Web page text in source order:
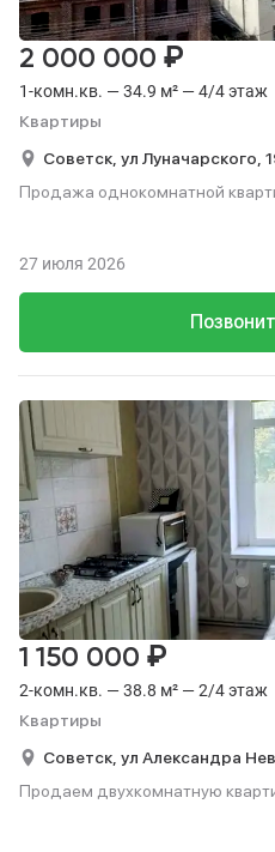
1-комн.кв. — 34.9 м² — 4/4 этаж
Квартиры
2 000 000 ₽
Советск, ул Луначарского,
Продажа однокомнатной
27 июля 2026
2-комн.кв. — 38.8 м² — 2/4 этаж
Квартиры
1 150 000 ₽
Советск, ул Александра
Продаем двухкомнатную